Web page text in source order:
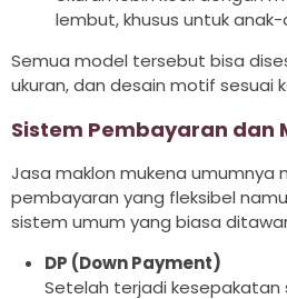
lembut, khusus untuk
Semua model tersebut bisa
ukuran, dan desain motif sesuai
Sistem Pembayaran dan
Jasa maklon mukena umumnya
pembayaran yang fleksibel
sistem umum yang biasa
DP (Down Payment)
Setelah terjadi kesepakatan